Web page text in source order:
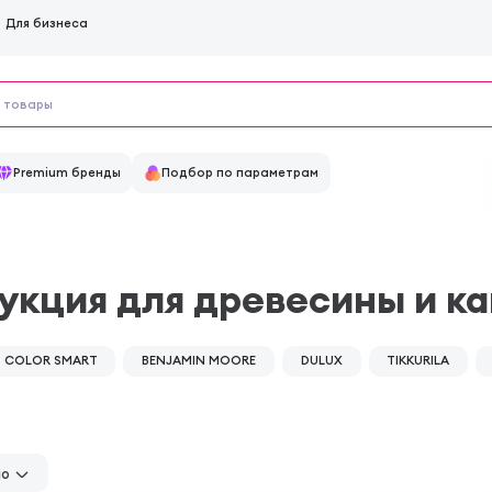
Для бизнеса
Premium бренды Подбор по параметрам
для древесины и
COLOR SMART BENJAMIN MOORE DULUX TIKKURILA